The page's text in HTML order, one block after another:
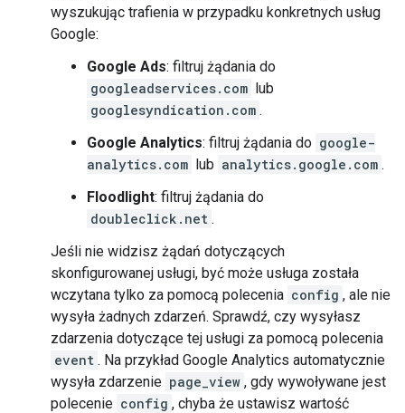
wyszukując trafienia w przypadku konkretnych usług
Google:
Google Ads: filtruj żądania do
googleadservices.com lub
googlesyndication.com .
Google Analytics: filtruj żądania do google-
analytics.com lub analytics.google.com .
Floodlight: filtruj żądania do
doubleclick.net .
Jeśli nie widzisz żądań dotyczących
skonfigurowanej usługi, być może usługa została
wczytana tylko za pomocą polecenia config , ale nie
wysyła żadnych zdarzeń. Sprawdź, czy wysyłasz
zdarzenia dotyczące tej usługi za pomocą polecenia
event . Na przykład Google Analytics automatycznie
wysyła zdarzenie page_view , gdy wywoływane jest
polecenie config , chyba że ustawisz wartość